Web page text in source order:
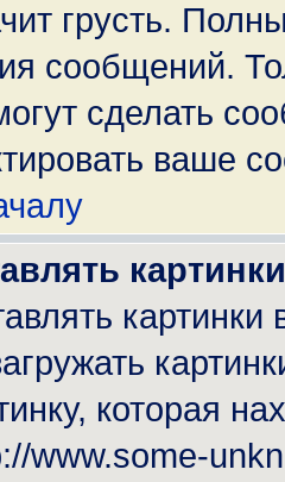
грусть.
сообщений.
сделать
ваше
которая
www.some-